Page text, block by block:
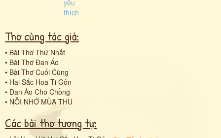
Thơ cùng tác giả:
• Bài Thơ Thứ Nhất
• Bài Thơ Đan Áo
• Bài Thơ Cuối Cùng
• Hai Sắc Hoa Ti Gôn
• Ðan Áo Cho Chồng
• NỖI NHỚ MÙA THU
Các bài thơ tương tự: